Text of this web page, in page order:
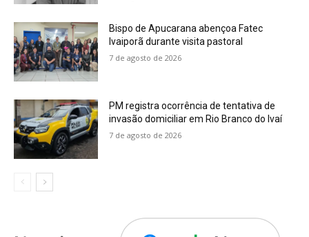
Bispo de Apucarana abençoa Fatec
Ivaiporã durante visita pastoral
7 de agosto de 2026
PM registra ocorrência de tentativa de
invasão domiciliar em Rio Branco do Ivaí
7 de agosto de 2026